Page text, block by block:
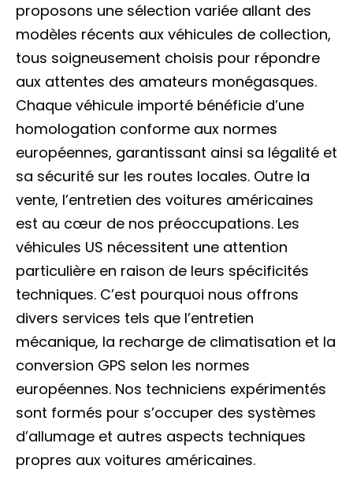
proposons une sélection variée allant des
modèles récents aux véhicules de collection,
tous soigneusement choisis pour répondre
aux attentes des amateurs monégasques.
Chaque véhicule importé bénéficie d’une
homologation conforme aux normes
européennes, garantissant ainsi sa légalité et
sa sécurité sur les routes locales. Outre la
vente, l’entretien des voitures américaines
est au cœur de nos préoccupations. Les
véhicules US nécessitent une attention
particulière en raison de leurs spécificités
techniques. C’est pourquoi nous offrons
divers services tels que l’entretien
mécanique, la recharge de climatisation et la
conversion GPS selon les normes
européennes. Nos techniciens expérimentés
sont formés pour s’occuper des systèmes
d’allumage et autres aspects techniques
propres aux voitures américaines.